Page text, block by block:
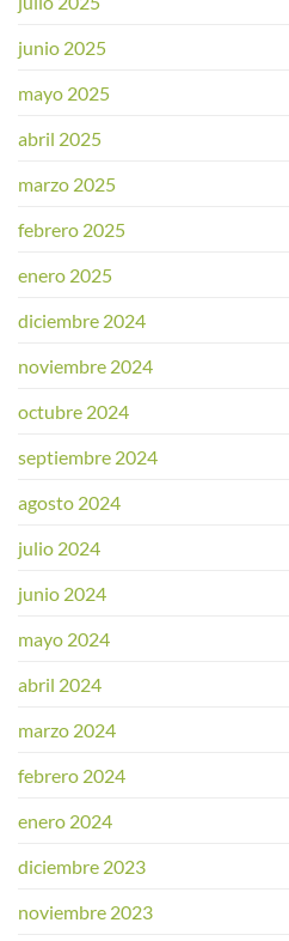
junio 2025
mayo 2025
abril 2025
marzo 2025
febrero 2025
enero 2025
diciembre 2024
noviembre 2024
octubre 2024
septiembre 2024
agosto 2024
julio 2024
junio 2024
mayo 2024
abril 2024
marzo 2024
febrero 2024
enero 2024
diciembre 2023
noviembre 2023